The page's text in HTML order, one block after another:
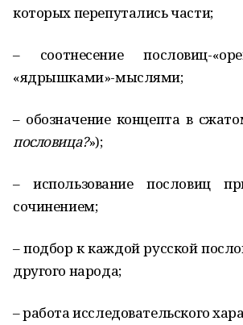
которых перепутались части;
– соотнесение пословиц-
«ядрышками»-мыслями;
– обозначение концепта в
пословица?»);
– использование пословиц
сочинением;
– подбор к каждой русской
другого народа;
– работа исследовательского